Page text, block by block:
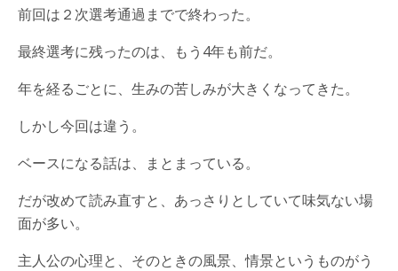
前回は２次選考通過までで終わった。
最終選考に残ったのは、もう4年も前だ。
年を経るごとに、生みの苦しみが大きくなってきた。
しかし今回は違う。
ベースになる話は、まとまっている。
だが改めて読み直すと、あっさりとしていて味気ない場
面が多い。
主人公の心理と、そのときの風景、情景というものがう